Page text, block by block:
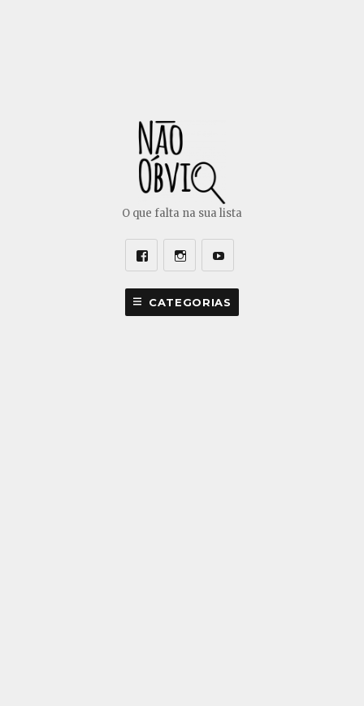
O que falta na sua lista
CATEGORIAS